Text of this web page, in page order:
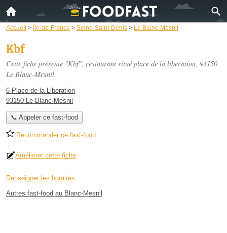
Accueil > Île-de-France > Seine-Saint-Denis > Le Blanc-Mesnil
Kbf
Cette fiche présente "Kbf", restaurant situé place de la liberation, 93150
Le Blanc-Mesnil.
6 Place de la Liberation
93150 Le Blanc-Mesnil
📞 Appeler ce fast-food
Recommander ce fast-food
Améliorer cette fiche
Renseigner les horaires
Autres fast-food au Blanc-Mesnil